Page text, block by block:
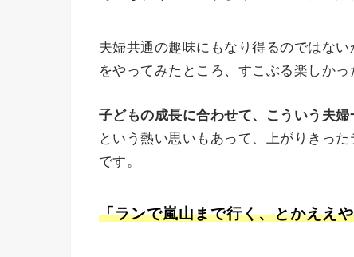
夫婦共通の趣味にもなり得るのではな
をやってみたところ、すこぶる楽しかっ
子どもの成長に合わせて、こういう夫
という熱い思いもあって、上がりきっ
です。
「ランで嵐山まで行く、とかええ